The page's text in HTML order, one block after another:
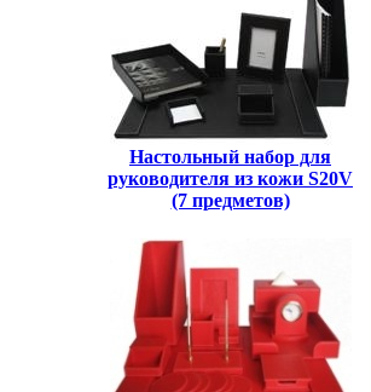
Настольный набор для
руководителя из кожи S20V
(7 предметов)